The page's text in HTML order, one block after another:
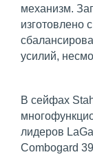
механизм.
изготовлено
усилий,
В сейфах
лидеров
Combogard